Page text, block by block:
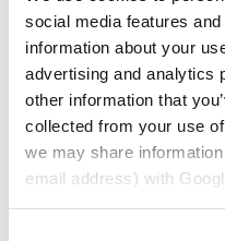
social media features
information about your
advertising and analytics
other information that
collected from your use
we may share
email address) with